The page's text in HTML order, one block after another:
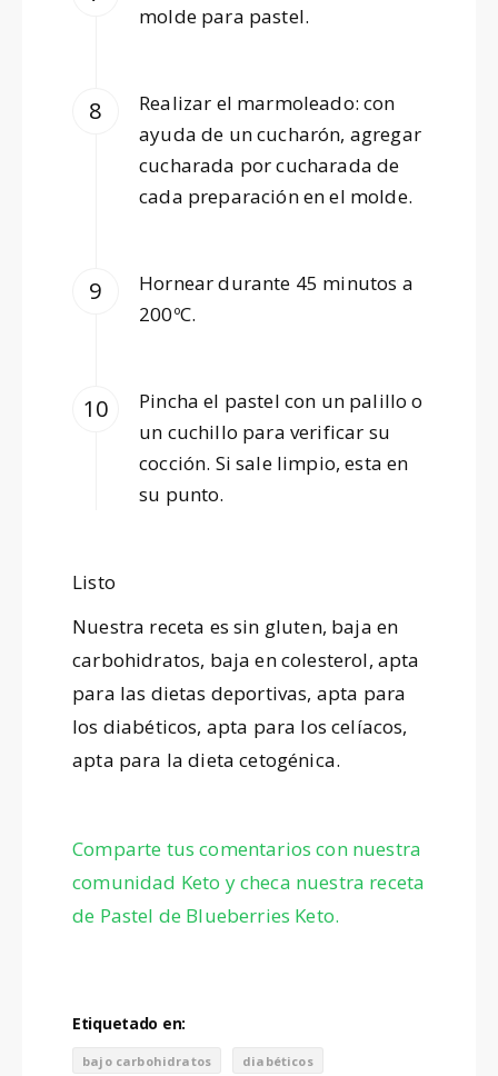
molde para pastel.
Realizar el marmoleado: con
ayuda de un cucharón, agregar
cucharada por cucharada de
cada preparación en el molde.
Hornear durante 45 minutos a
200ºC.
Pincha el pastel con un palillo o
un cuchillo para verificar su
cocción. Si sale limpio, esta en
su punto.
Listo
Nuestra receta es sin gluten, baja en
carbohidratos, baja en colesterol, apta
para las dietas deportivas, apta para
los diabéticos, apta para los celíacos,
apta para la dieta cetogénica.
Comparte tus comentarios con nuestra
comunidad Keto y checa nuestra receta
de Pastel de Blueberries Keto.
Etiquetado en:
bajo carbohidratos diabéticos